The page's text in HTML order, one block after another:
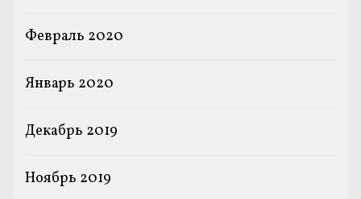
Февраль 2020
Январь 2020
Декабрь 2019
Ноябрь 2019